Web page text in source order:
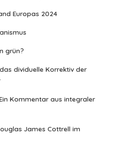
Europas 2024
grün?
dividuelle Korrektiv der
Kommentar aus integraler
James Cottrell im